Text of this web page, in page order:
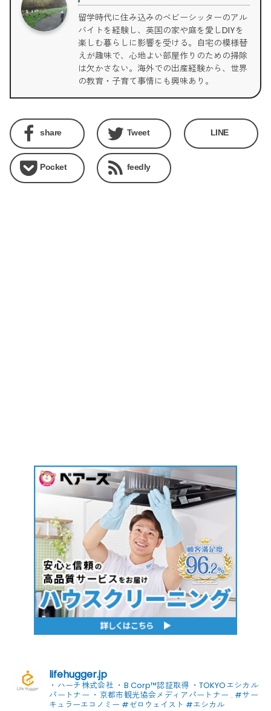
留学時代に住み込みのベビーシッターのアル
バイトを経験し、英国の家や庭を愛しDIYを
楽しむ暮らしに影響を受ける。自宅の模様替
えが趣味で、心地よい部屋作りのための掃除
は欠かさない。海外での出産経験から、世界
の教育・子育て事情にも興味あり。
share Tweet LINE
Pocket feedly
lifehugger.jp
・ハーチ株式会社 ・B Corp™認証取得 ・TOKYOエシカル
パートナー ・京都市観光協会メディアパートナー . #サー
キュラーエコノミー #ゼロウェイスト #エシカル